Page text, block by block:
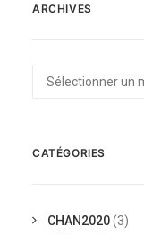
ARCHIVES
Archives
CATÉGORIES
CHAN2020(3)